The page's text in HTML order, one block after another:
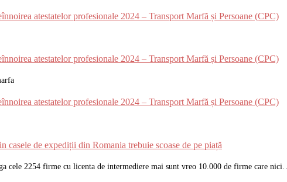
atestatelor profesionale 2024 – Transport Marfă și Persoane (CPC)
atestatelor profesionale 2024 – Transport Marfă și Persoane (CPC)
atestatelor profesionale 2024 – Transport Marfă și Persoane (CPC)
casele de expediții din Romania trebuie scoase de pe piață
cele 2254 firme cu licenta de intermediere mai sunt vreo 10.000 de firme care nici…